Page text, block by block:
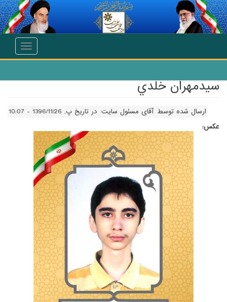
انتقال به محتوای اصلی
Toggle
سيدمهران خلدي
ارسال شده توسط آقای مسئول سایت در تاریخ پ, 1396/11/26 - 10:07
عکس: